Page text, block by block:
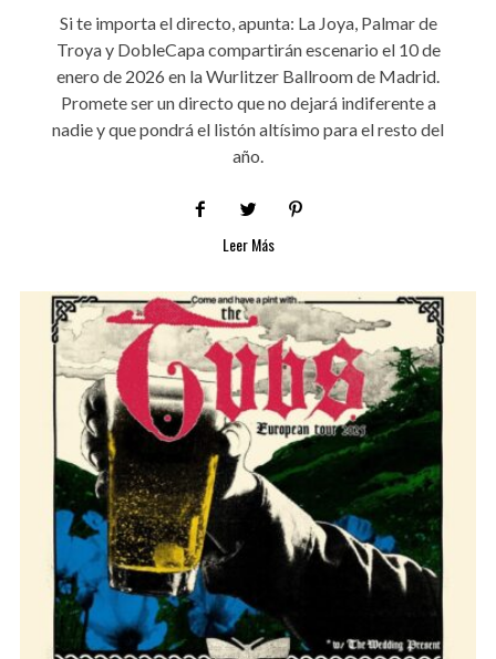
Si te importa el directo, apunta: La Joya, Palmar de
Troya y DobleCapa compartirán escenario el 10 de
enero de 2026 en la Wurlitzer Ballroom de Madrid.
Promete ser un directo que no dejará indiferente a
nadie y que pondrá el listón altísimo para el resto del
año.
Leer Más